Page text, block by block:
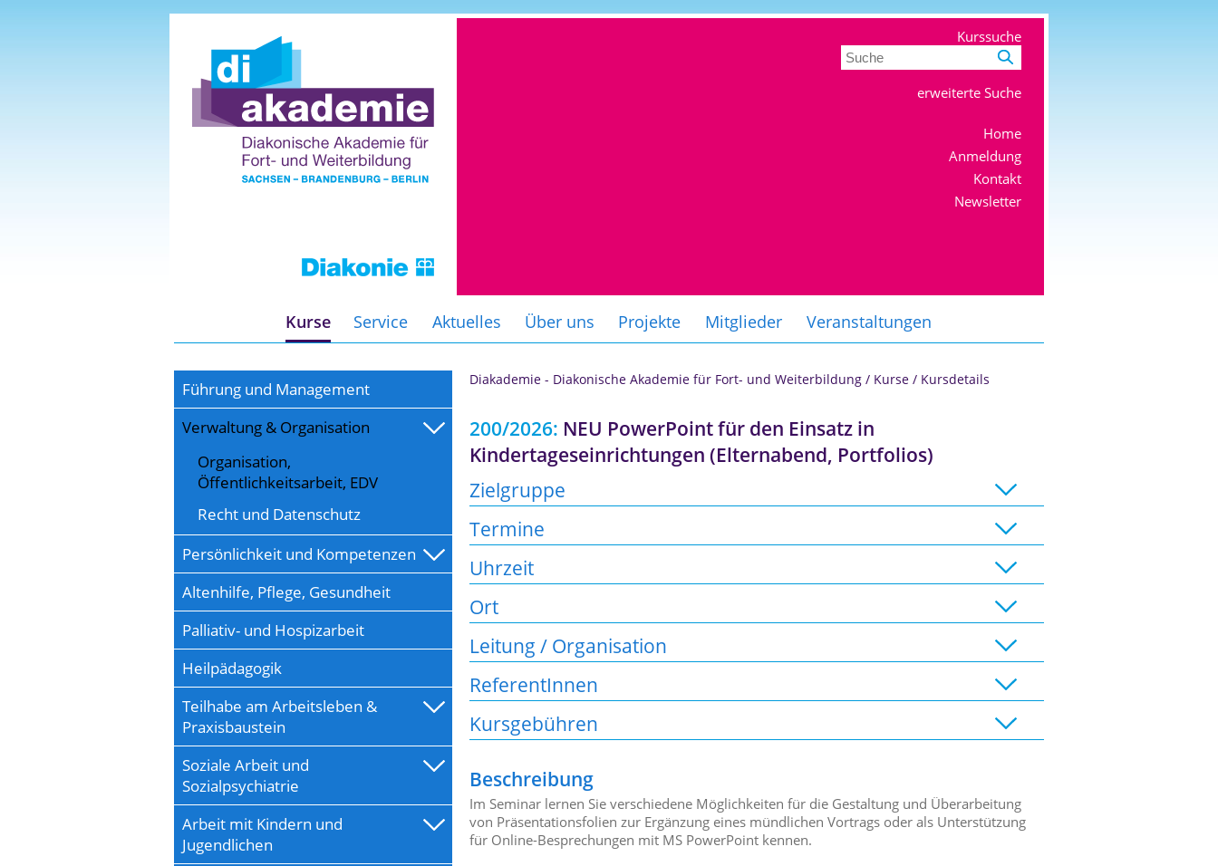
Kurssuche
erweiterte Suche
Home
Anmeldung
Kontakt
Newsletter
Kurse Service Aktuelles Über uns Projekte Mitglieder Veranstaltungen
Führung und Management
Verwaltung & Organisation
Organisation,
Öffentlichkeitsarbeit, EDV
Recht und Datenschutz
Persönlichkeit und Kompetenzen
Altenhilfe, Pflege, Gesundheit
Palliativ- und Hospizarbeit
Heilpädagogik
Teilhabe am Arbeitsleben &
Praxisbaustein
Soziale Arbeit und
Sozialpsychiatrie
Arbeit mit Kindern und
Jugendlichen
Diakademie - Diakonische Akademie für Fort- und Weiterbildung / Kurse / KursdetailsAnmeldung
200/2026: NEU PowerPoint für den Einsatz in
Kindertageseinrichtungen (Elternabend, Portfolios)
Zielgruppe
Termine
Uhrzeit
Ort
Leitung / Organisation
ReferentInnen
Kursgebühren
Beschreibung
Im Seminar lernen Sie verschiedene Möglichkeiten für die Gestaltung und Überarbeitung
von Präsentationsfolien zur Ergänzung eines mündlichen Vortrags oder als Unterstützung
für Online-Besprechungen mit MS PowerPoint kennen.